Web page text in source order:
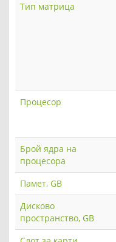
Тип матрица
Процесор
Брой ядра на
процесора
Памет, GB
Дисково
пространство, GB